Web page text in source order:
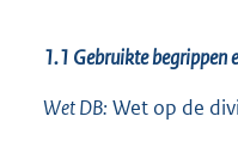
1.1 Gebruikte begrippen
Wet DB: Wet op de